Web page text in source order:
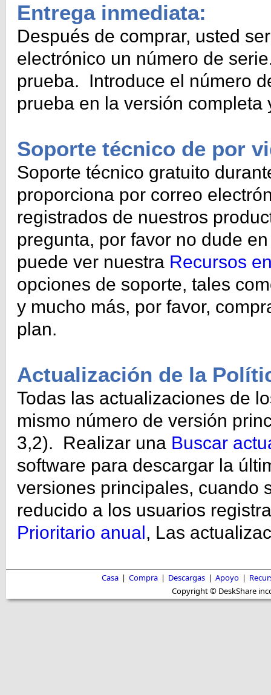
Entrega inmediata:
Después de comprar, usted
electrónico un número de
prueba. Introduce el número
prueba en la versión
Soporte técnico de por
Soporte técnico gratuito
proporciona por correo
registrados de nuestros
pregunta, por favor no dude
puede ver nuestra Recursos
opciones de soporte, tales
y mucho más, por favor,
plan.
Actualización de la
Todas las actualizaciones de
mismo número de versión
3,2). Realizar una Buscar
software para descargar la
versiones principales, cuando
reducido a los usuarios
Prioritario anual, Las
Casa | Compra | Descargas | Apoyo |
Copyright © DeskShare